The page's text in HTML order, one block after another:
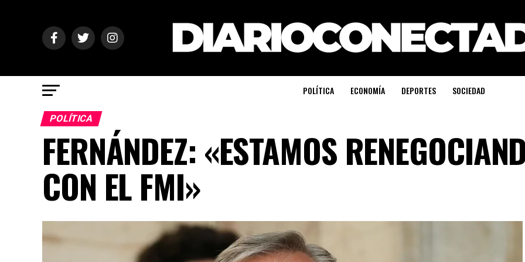
POLÍTICA ECONOMÍA DEPORTES SOCIEDAD
POLÍTICA
FERNÁNDEZ: «ESTAMOS
CON EL FMI»